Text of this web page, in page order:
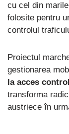
cu cel din
folosite pentru
controlul
Proiectul
gestionarea
la acces
transforma
austriece în